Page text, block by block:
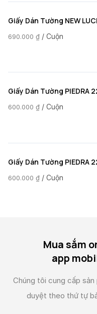
Giấy Dán Tường NEW
690.000 ₫ / Cuộn
Giấy Dán Tường PIEDRA
600.000 ₫ / Cuộn
Giấy Dán Tường PIEDRA
600.000 ₫ / Cuộn
Mua sắm
app
Chúng tôi cung cấp
duyệt theo thứ tự